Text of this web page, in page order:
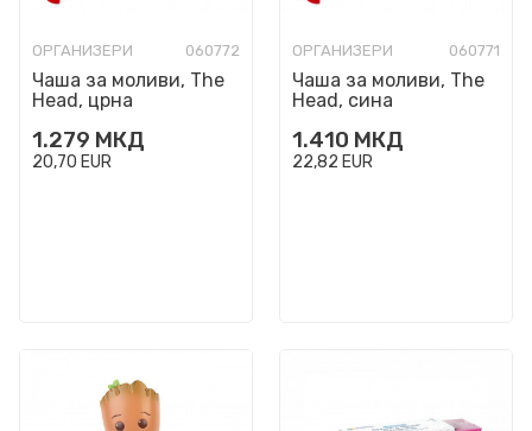
ОРГАНИЗЕРИ 060772
Чаша за моливи, The
Head, црна
1.279 МКД
20,70 EUR
ОРГАНИЗЕРИ 060771
Чаша за моливи, The
Head, сина
1.410 МКД
22,82 EUR